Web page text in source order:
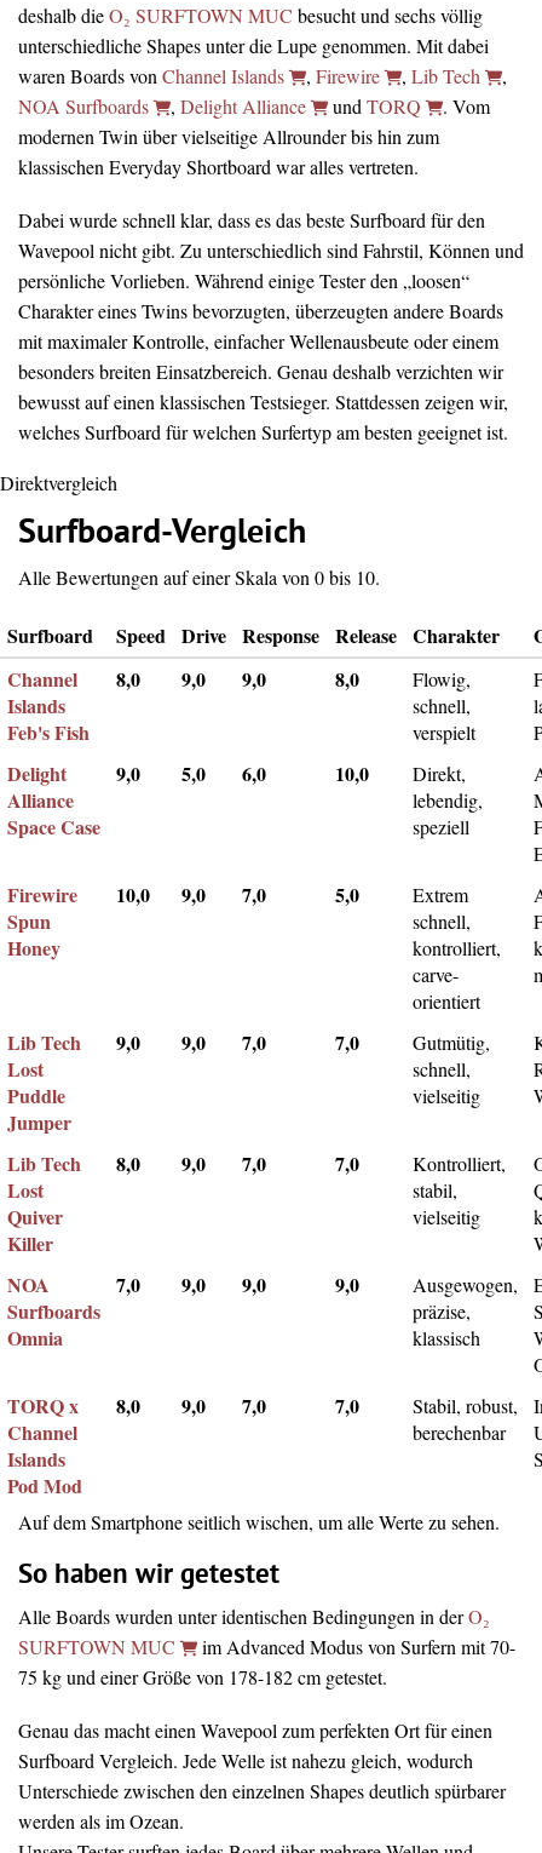
deshalb dieO₂ SURFTOWN MUC besucht und sechs völlig
unterschiedliche Shapes unter die Lupe genommen. Mit dabei
waren Boards von Channel Islands , Firewire , Lib Tech
,
NOA Surfboards
, Delight Alliance und TORQ
. Vom
modernen Twin über vielseitige Allrounder bis hin zum
klassischen Everyday Shortboard war alles vertreten.
Dabei wurde schnell klar, dass es das beste Surfboard für den
Wavepool nicht gibt. Zu unterschiedlich sind Fahrstil, Können und
persönliche Vorlieben. Während einige Tester den „loosen“
Charakter eines Twins bevorzugten, überzeugten andere Boards
mit maximaler Kontrolle, einfacher Wellenausbeute oder einem
besonders breiten Einsatzbereich. Genau deshalb verzichten wir
bewusst auf einen klassischen Testsieger. Stattdessen zeigen wir,
welches Surfboard für welchen Surfertyp am besten geeignet ist.
Direktvergleich
Surfboard-Vergleich
Alle Bewertungen auf einer Skala von 0 bis 10.
Surfboard Speed Drive Response Release Charakter
Channel
Islands
Feb's Fish
8,0 9,0 9,0 8,0
Flowig,
schnell,
verspielt
Delight
Alliance
Space Case
9,0 5,0 6,0 10,0
Direkt,
lebendig,
speziell
Firewire
Spun
Honey
10,0 9,0 7,0 5,0
Extrem
schnell,
kontrolliert,
carve-
orientiert
Lib Tech
Lost
Puddle
Jumper
9,0 9,0 7,0 7,0
Gutmütig,
schnell,
vielseitig
Lib Tech
Lost
Quiver
Killer
8,0 9,0 7,0 7,0
Kontrolliert,
stabil,
vielseitig
NOA
Surfboards
Omnia
7,0 9,0 9,0 9,0
Ausgewogen,
präzise,
klassisch
TORQ x
Channel
Islands
Pod Mod
8,0 9,0 7,0 7,0
Stabil, robust,
berechenbar
Auf dem Smartphone seitlich wischen, um alle Werte zu sehen.
So haben wir getestet
Alle Boards wurden unter identischen Bedingungen in derO₂
SURFTOWN MUC
im Advanced Modus von Surfern mit 70-
75 kg und einer Größe von 178-182 cm getestet.
Genau das macht einen Wavepool zum perfekten Ort für einen
Surfboard Vergleich. Jede Welle ist nahezu gleich, wodurch
Unterschiede zwischen den einzelnen Shapes deutlich spürbarer
werden als im Ozean.